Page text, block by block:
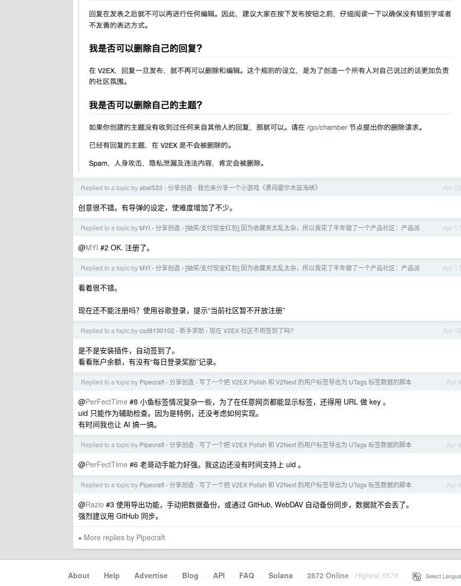
Apr 22
Replied to a topic byabel533 › 分享创造 › 我也来分享一个小游戏《勇闯霍尔木兹海峡》
创意很不错。有导弹的设定，使难度增加了不少。
Apr 17
Replied to a topic by MYI › 分享创造 › [抽奖/支付现金红包] 因为收藏夹太乱太杂，所以我花了半年做了一个产品社区：产品派
@MYI #2 OK. 注册了。
Apr 17
Replied to a topic by MYI › 分享创造 › [抽奖/支付现金红包] 因为收藏夹太乱太杂，所以我花了半年做了一个产品社区：产品派
看着很不错。
现在还不能注册吗？使用谷歌登录，提示“当前社区暂不开放注册”
Apr 15
Replied to a topic bycxd8190102 › 新手求助 › 现在 V2EX 社区不用签到了吗？
是不是安装插件，自动签到了。
看看账户余额，有没有“每日登录奖励”记录。
Apr 8
Replied to a topic by Pipecraft › 分享创造 › 写了一个把 V2EX Polish 和 V2Next 的用户标签导出为 UTags 标签数据的脚本
@PerFectTime #8 小鱼标签情况复杂一些，为了在任意网页都能显示标签，还得用 URL 做 key 。
uid 只能作为辅助检查。因为是特例，还没考虑如何实现。
有时间我也让 AI 搞一搞。
Apr 8
Replied to a topic by Pipecraft › 分享创造 › 写了一个把 V2EX Polish 和 V2Next 的用户标签导出为 UTags 标签数据的脚本
@PerFectTime #6 老哥动手能力好强。我这边还没有时间支持上 uid 。
Apr 8
Replied to a topic by Pipecraft › 分享创造 › 写了一个把 V2EX Polish 和 V2Next 的用户标签导出为 UTags 标签数据的脚本
@Razio #3 使用导出功能，手动把数据备份，或通过 GitHub, WebDAV 自动备份同步，数据就不会丢了。
强烈建议用 GitHub 同步。
» More replies by Pipecraft
About · Help · Advertise · Blog · API · FAQ · Solana · 2872 Online Highest 6679 Select